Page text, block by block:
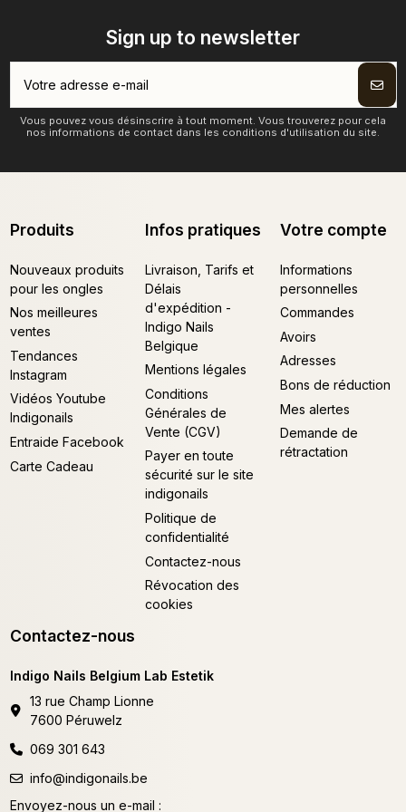
Sign up to newsletter
Vous pouvez vous désinscrire à tout moment. Vous trouverez pour cela
nos informations de contact dans les conditions d'utilisation du site.
Produits
Nouveaux produits
pour les ongles
Nos meilleures
ventes
Tendances
Instagram
Vidéos Youtube
Indigonails
Entraide Facebook
Carte Cadeau
Infos pratiques
Livraison, Tarifs et
Délais
d'expédition -
Indigo Nails
Belgique
Mentions légales
Conditions
Générales de
Vente (CGV)
Payer en toute
sécurité sur le site
indigonails
Politique de
confidentialité
Contactez-nous
Révocation des
cookies
Votre compte
Informations
personnelles
Commandes
Avoirs
Adresses
Bons de réduction
Mes alertes
Demande de
rétractation
Contactez-nous
Indigo Nails Belgium Lab Estetik
13 rue Champ Lionne
7600 Péruwelz
069 301 643
info@indigonails.be
Envoyez-nous un e-mail :